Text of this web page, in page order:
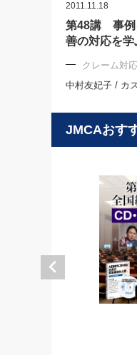
2011.11.18
第48講 事例
善の対応を
クレーム対
中村友妃子 / カ
JMCAおす